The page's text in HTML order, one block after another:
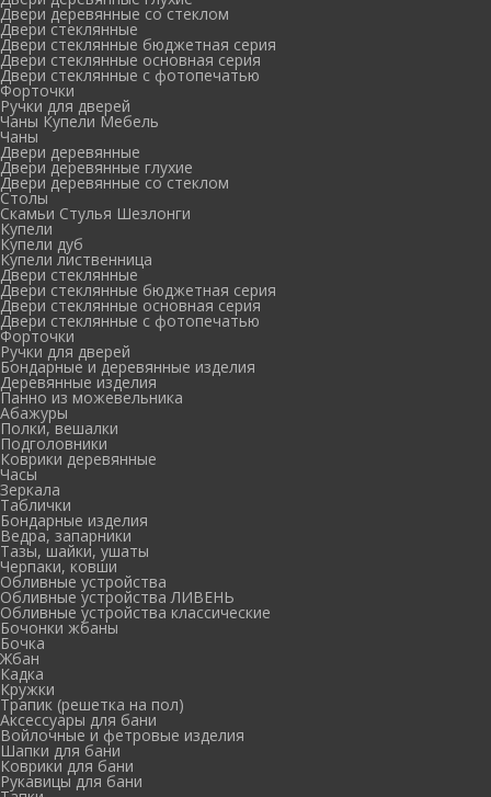
Двери деревянные со стеклом
Двери стеклянные
Двери стеклянные бюджетная серия
Двери стеклянные основная серия
Двери стеклянные с фотопечатью
Форточки
Ручки для дверей
Чаны Купели Мебель
Чаны
Двери деревянные
Двери деревянные глухие
Двери деревянные со стеклом
Столы
Скамьи Стулья Шезлонги
Купели
Купели дуб
Купели лиственница
Двери стеклянные
Двери стеклянные бюджетная серия
Двери стеклянные основная серия
Двери стеклянные с фотопечатью
Форточки
Ручки для дверей
Бондарные и деревянные изделия
Деревянные изделия
Панно из можевельника
Абажуры
Полки, вешалки
Подголовники
Коврики деревянные
Часы
Зеркала
Таблички
Бондарные изделия
Ведра, запарники
Тазы, шайки, ушаты
Черпаки, ковши
Обливные устройства
Обливные устройства ЛИВЕНЬ
Обливные устройства классические
Бочонки жбаны
Бочка
Жбан
Кадка
Кружки
Трапик (решетка на пол)
Аксессуары для бани
Войлочные и фетровые изделия
Шапки для бани
Коврики для бани
Рукавицы для бани